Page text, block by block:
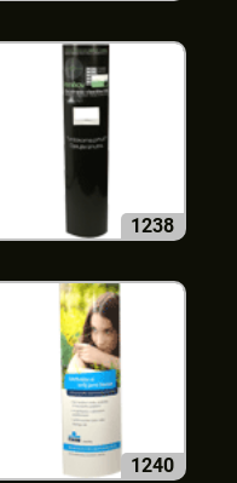
1238
1240